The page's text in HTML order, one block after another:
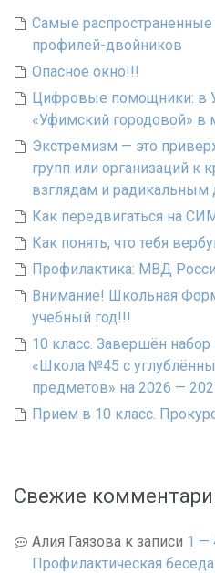
Самые
профилей-двойников
Опасное окно!!!
Цифровые помощники: в
«Уфимский городовой» в
Экстремизм — это
групп или организаций к
взглядам и радикальным
Как передвигаться на
Как понять, что тебя
Профилактика: МВД
Внимание! Школьная
учебный год!!!
10 класс. Завершён
«Школа №45 с
предметов» на 2026 —
Прием в 10 класс.
Свежие
Алия Гаязова к записи 1 —
Профилактическая